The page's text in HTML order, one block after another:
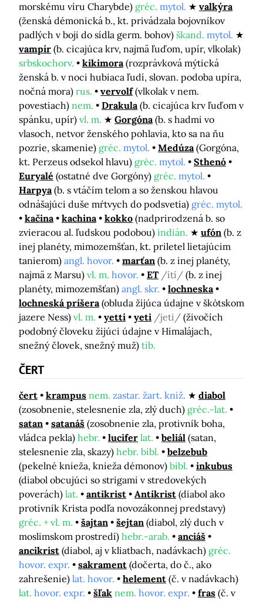
morskému víru Charybde) gréc. mytol.
valkýra
(ženská démonická b., kt. privádzala bojovníkov
padlých v boji do sídla germ. bohov) škand. mytol.
vampír (b. cicajúca krv, najmä ľuďom, upír, vlkolak)
srbskochorv.
kikimora (rozprávková mýtická
ženská b. v noci hubiaca ľudí, slovan. podoba upíra,
nočná mora) rus. vervolf (vlkolak v nem.
povestiach) nem. Drakula (b. cicajúca krv ľuďom v
spánku, upír) vl. m. Gorgóna (b. s hadmi vo
vlasoch, netvor ženského pohlavia, kto sa na ňu
pozrie, skamenie) gréc. mytol. Medúza (Gorgóna,
kt. Perzeus odsekol hlavu) gréc. mytol.
Sthenó
Euryalé (ostatné dve Gorgóny) gréc. mytol.
Harpya (b. s vtáčím telom a so ženskou hlavou
odnášajúci duše mŕtvych do podsvetia) gréc. mytol.
kačina
kachina kokko (nadprirodzená b. so
zvieracou al. ľudskou podobou) indián. ufón (b. z
inej planéty, mimozemšťan, kt. priletel lietajúcim
tanierom) angl. hovor. marťan (b. z inej planéty,
najmä z Marsu) vl. m. hovor. ET /ítí/ (b. z inej
planéty, mimozemšťan) angl. skr.
lochneska
lochneská príšera (obluda žijúca údajne v škótskom
jazere Ness) vl. m. yetti yeti /jeti/ (živočích
podobný človeku žijúci údajne v Himalájach,
snežný človek, snežný muž) tib.
ČERT
čert krampus nem. zastar. žart. kniž.
diabol
(zosobnenie, stelesnenie zla, zlý duch) gréc.-lat.
satan
satanáš (zosobnenie zla, protivník boha,
vládca pekla) hebr. lucifer lat. beliál (satan,
stelesnenie zla, skazy) hebr. bibl.
belzebub
(pekelné knieža, knieža démonov) bibl.
inkubus
(diabol obcujúci so strigami v stredovekých
poverách) lat. antikrist Antikrist (diabol ako
protivník Krista podľa novozákonnej predstavy)
gréc. + vl. m.
šajtan šejtan (diabol, zlý duch v
moslimskom prostredí) hebr.-arab.
anciáš
ancikrist (diabol, aj v kliatbach, nadávkach) gréc.
hovor. expr.
sakrament (dočerta, do č., ako
zahrešenie) lat. hovor. helement (č. v nadávkach)
lat. hovor. expr. šľak nem. hovor. expr. fras (č. v